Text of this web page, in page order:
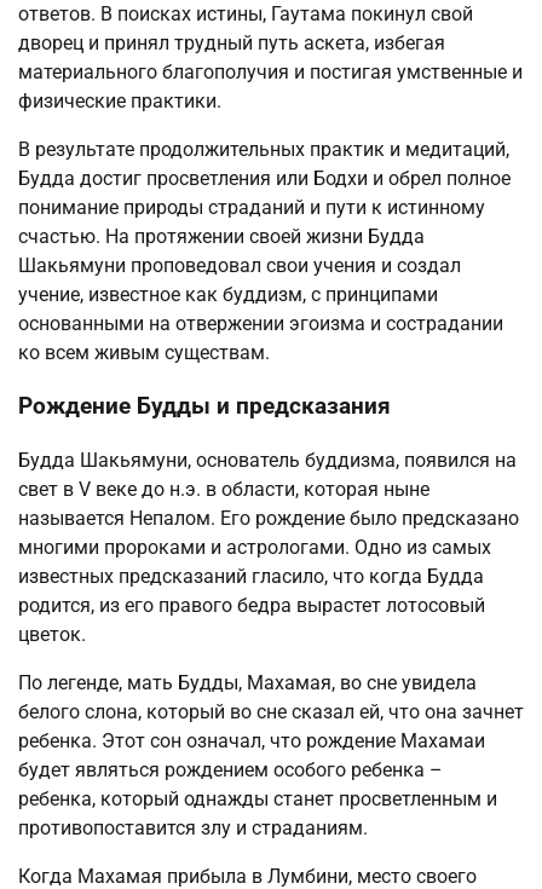
ответов. В поисках истины, Гаутама покинул свой
дворец и принял трудный путь аскета, избегая
материального благополучия и постигая умственные и
физические практики.
В результате продолжительных практик и медитаций,
Будда достиг просветления или Бодхи и обрел полное
понимание природы страданий и пути к истинному
счастью. На протяжении своей жизни Будда
Шакьямуни проповедовал свои учения и создал
учение, известное как буддизм, с принципами
основанными на отвержении эгоизма и сострадании
ко всем живым существам.
Рождение Будды и предсказания
Будда Шакьямуни, основатель буддизма, появился на
свет в V веке до н.э. в области, которая ныне
называется Непалом. Его рождение было предсказано
многими пророками и астрологами. Одно из самых
известных предсказаний гласило, что когда Будда
родится, из его правого бедра вырастет лотосовый
цветок.
По легенде, мать Будды, Махамая, во сне увидела
белого слона, который во сне сказал ей, что она зачнет
ребенка. Этот сон означал, что рождение Махамаи
будет являться рождением особого ребенка –
ребенка, который однажды станет просветленным и
противопоставится злу и страданиям.
Когда Махамая прибыла в Лумбини, место своего